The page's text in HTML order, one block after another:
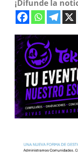
¡Difunde la